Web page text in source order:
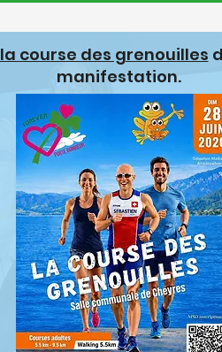
la course des grenouilles
manifestation.